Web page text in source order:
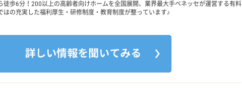
徒歩6分！200以上の高齢者向けホームを全国展開、業界最大手ベネッセが運営する有料
はの充実した福利厚生・研修制度・教育制度が整っています♪